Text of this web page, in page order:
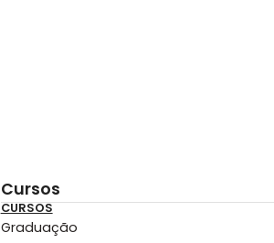
Cursos
CURSOS
Graduação